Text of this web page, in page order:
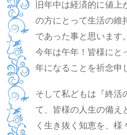
旧年中は経済的に値上
の方にとって生活の維
であった事と思います。
今年は午年！皆様にと
年になることを祈念申
そして私どもは『終活
て、皆様の人生の備え
く生き抜く知恵を、様